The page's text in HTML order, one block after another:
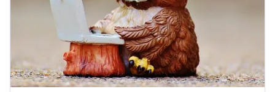
Contactez-nous